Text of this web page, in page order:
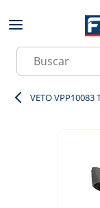
Skip to main
Site Search
VETO VPP10083